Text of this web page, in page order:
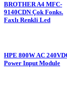
BROTHER A4 MFC-
9140CDN Çok Fonks.
Faxlı Renkli Led
HPE 800W AC
Power Input Module